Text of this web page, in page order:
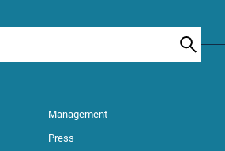
Management
Press